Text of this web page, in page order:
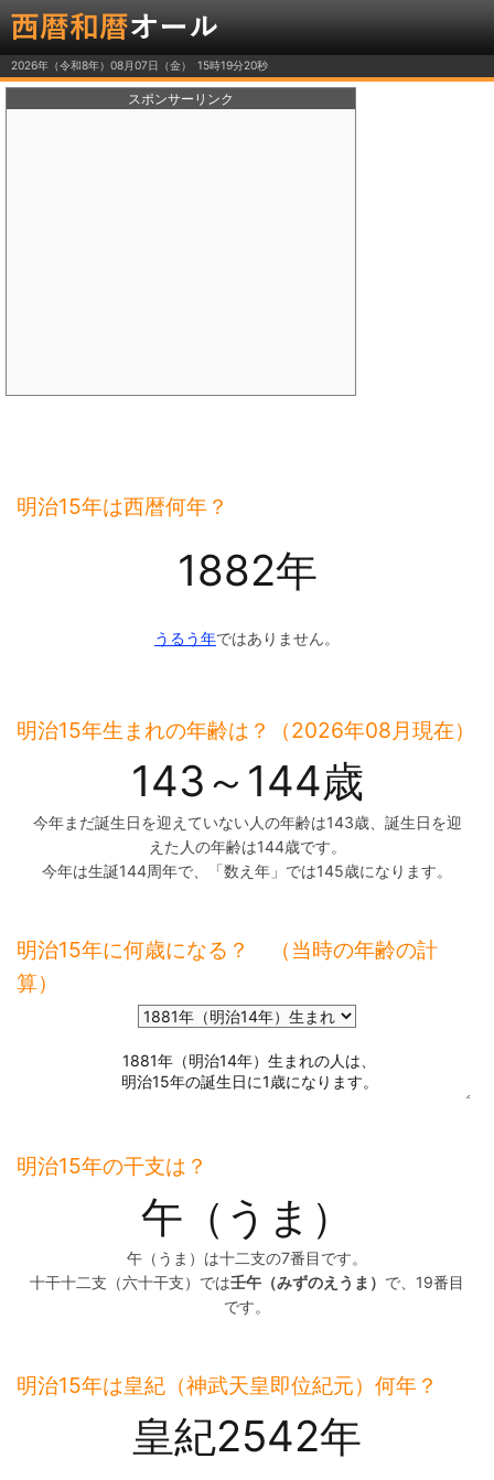
2026年（令和8年）08月07日（金）
スポンサーリンク
明治15年は西暦何年？
1882年
うるう年ではありません。
明治15年生まれの年齢は？（2026年08月現在）
143～144歳
今年まだ誕生日を迎えていない人の年齢は143歳、誕生日を迎
えた人の年齢は144歳です。
今年は生誕144周年で、「数え年」では145歳になります。
明治15年に何歳になる？ （当時の年齢の計
算）
明治15年の干支は？
午（うま）
午（うま）は十二支の7番目です。
十干十二支（六十干支）では壬午（みずのえうま） で、19番目
です。
明治15年は皇紀（神武天皇即位紀元）何年？
皇紀2542年